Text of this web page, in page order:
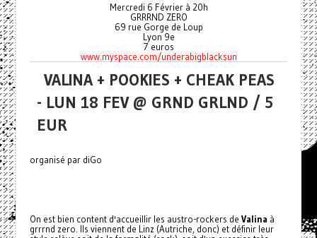
Mercredi 6 Février à 20h
GRRRND ZERO
69 rue Gorge de Loup
Lyon 9e
7 euros
www.myspace.com/underabigblacksun
VALINA + POOKIES + CHEAK PEAS
- LUN 18 FEV @ GRND GRLND / 5
EUR
organisé par diGo
On est bien content d'accueillir les austro-rockers de Valina à
grrrnd zero. Ils viennent de Linz (Autriche, donc) et définir leur